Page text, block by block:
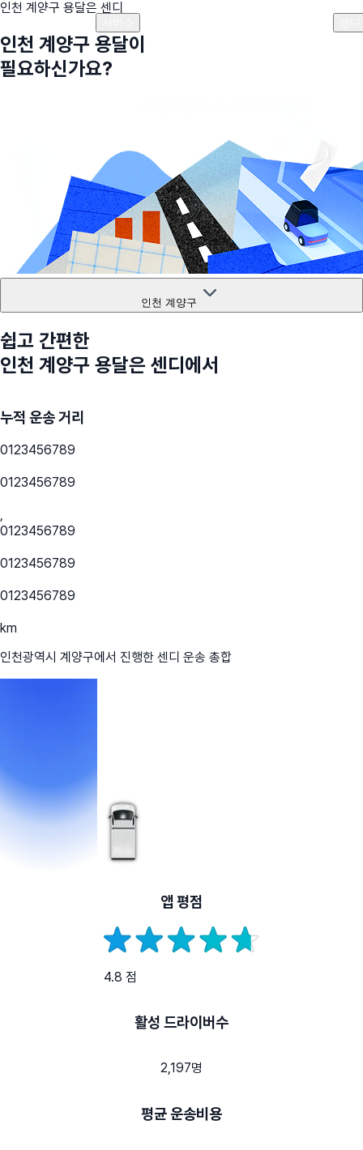
인천 계양구 용달은 센디
인천 계양구 용달이
필요하신가요?
인천 계양구
쉽고 간편한
인천 계양구 용달은 센디에서
누적 운송 거리
0123456789
0123456789
,
0123456789
0123456789
0123456789
km
인천광역시 계양구에서 진행한 센디 운송 총합
앱 평점
4.8 점
활성 드라이버수
2,197명
평균 운송비용